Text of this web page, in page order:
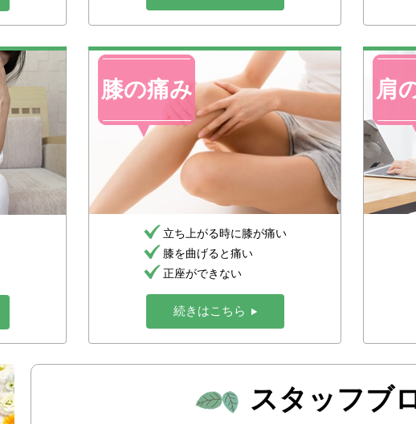
膝の痛み
立ち上がる時に膝が痛い
膝を曲げると痛い
正座ができない
続きはこちら
肩
スタッフブ